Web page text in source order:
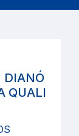
DIANÓ
QUALI